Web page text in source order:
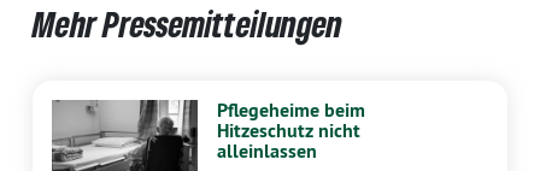
Mehr Pressemitteilungen
Pflegeheime beim
Hitzeschutz nicht
alleinlassen